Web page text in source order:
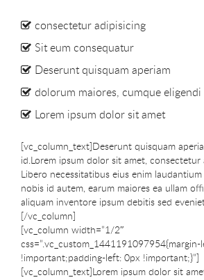
consectetur adipisicing
Sit eum consequatur
Deserunt quisquam aperiam
dolorum maiores, cumque eligendi
Lorem ipsum dolor sit amet
[vc_column_text]Deserunt quisquam
id.Lorem ipsum dolor sit amet, consectetur
Libero necessitatibus eius enim
nobis id autem, earum maiores ea ullam
aliquam inventore ipsum debitis sed
[/vc_column]
[vc_column width=”1/2″
!important;padding-left: 0px !important;}”]
[vc_column_text]Lorem ipsum dolor sit